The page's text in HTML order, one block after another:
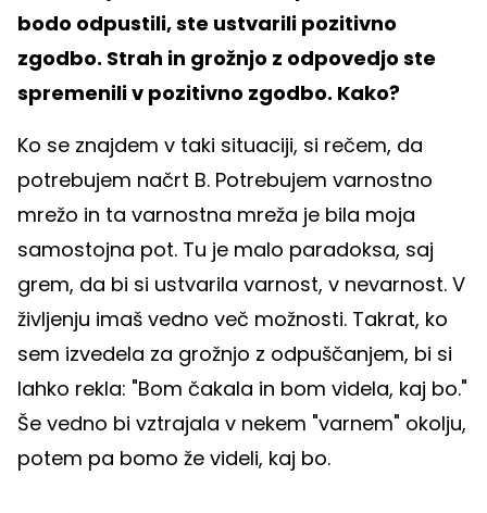
bodo odpustili, ste ustvarili pozitivno
zgodbo. Strah in grožnjo z odpovedjo ste
spremenili v pozitivno zgodbo. Kako?
Ko se znajdem v taki situaciji, si rečem, da
potrebujem načrt B. Potrebujem varnostno
mrežo in ta varnostna mreža je bila moja
samostojna pot. Tu je malo paradoksa, saj
grem, da bi si ustvarila varnost, v nevarnost. V
življenju imaš vedno več možnosti. Takrat, ko
sem izvedela za grožnjo z odpuščanjem, bi si
lahko rekla: "Bom čakala in bom videla, kaj bo."
Še vedno bi vztrajala v nekem "varnem" okolju,
potem pa bomo že videli, kaj bo.